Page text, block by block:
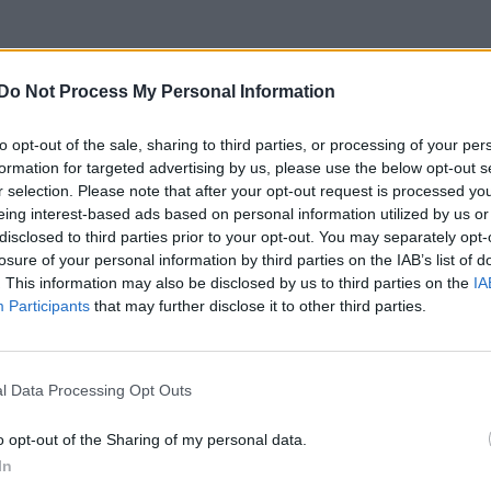
Do Not Process My Personal Information
opt-out of the sale, sharing to third parties, or processing of your
for targeted advertising by us, please use the below opt-out
selection. Please note that after your opt-out request is processed
interest-based ads based on personal information utilized by us
to third parties prior to your opt-out. You may separately
of your personal information by third parties on the IAB’s list of
This information may also be disclosed by us to third parties on the
Participants that may further disclose it to other third parties.
Data Processing Opt Outs
opt-out of the Sharing of my personal data.
rena
foruminläggen
nöjda?
sedaniEl- och hybridbilar
EX 40 ? 5 svar
inlägget av
Senaste
Senaste inlägget av
S2 Avant. Back to